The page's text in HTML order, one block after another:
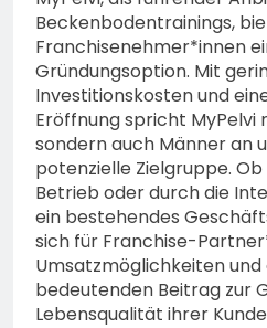
Beckenbodentrainings,
Franchisenehmer*innen
Gründungsoption. Mit
Investitionskosten und
Eröffnung spricht MyPelvi
sondern auch Männer an
potenzielle Zielgruppe.
Betrieb oder durch die
ein bestehendes
sich für Franchise-
Umsatzmöglichkeiten und
bedeutenden Beitrag zur
Lebensqualität ihrer